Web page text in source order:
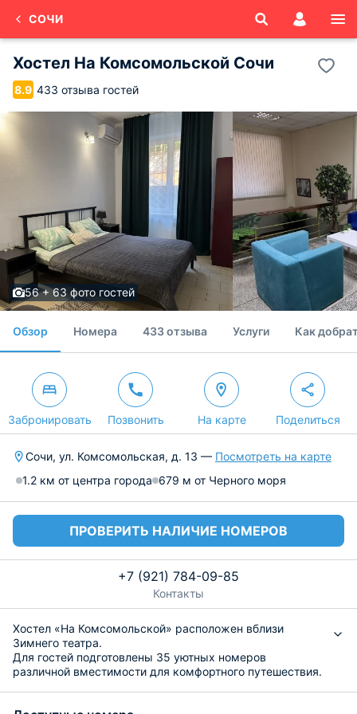
СОЧИ
Хостел На Комсомольской Сочи
8.9 433 отзыва гостей
56 + 63 фото гостей
Обзор Номера 433 отзыва Услуги Как
Забронировать Позвонить На карте Поделиться
Сочи, ул. Комсомольская, д. 13 — Посмотреть на карте
1.2 км от центра города 679 м от Черного моря
ПРОВЕРИТЬ НАЛИЧИЕ НОМЕРОВ
+7 (921) 784-09-85
Контакты
Хостел «На Комсомольской» расположен вблизи
Зимнего театра.
Для гостей подготовлены 35 уютных номеров
различной вместимости для комфортного путешествия.